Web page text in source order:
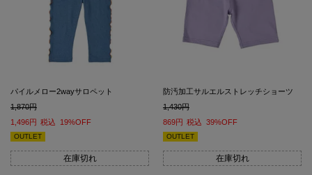
パイルメロー2wayサロペット
1,870
1,496
税込 19%OFF
OUTLET
在庫切れ
防汚加工サルエルストレッチショーツ
1,430
869
税込 39%OFF
OUTLET
在庫切れ